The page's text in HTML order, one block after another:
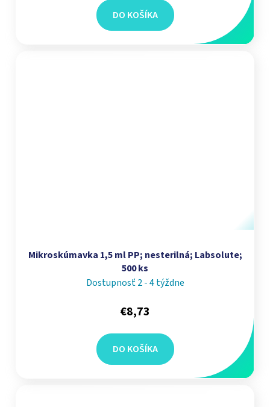
DO KOŠÍKA
Mikroskúmavka 1,5 ml PP; nesterilná; Labsolute;
500 ks
Dostupnosť 2 - 4 týždne
€8,73
DO KOŠÍKA